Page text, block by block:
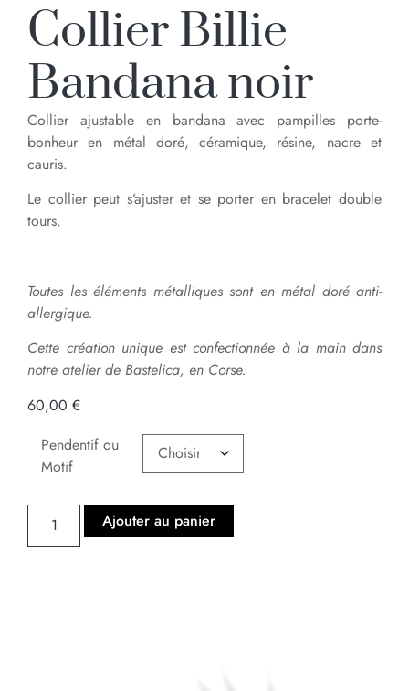
Collier Billie
Bandana noir
Collier ajustable en bandana avec pampilles porte-
bonheur en métal doré, céramique, résine, nacre et
cauris.
Le collier peut s’ajuster et se porter en bracelet double
tours.
Toutes les éléments métalliques sont en métal doré anti-
allergique.
Cette création unique est confectionnée à la main dans
notre atelier de Bastelica, en Corse.
60,00 €
Pendentif ou
Motif
Ajouter au panier